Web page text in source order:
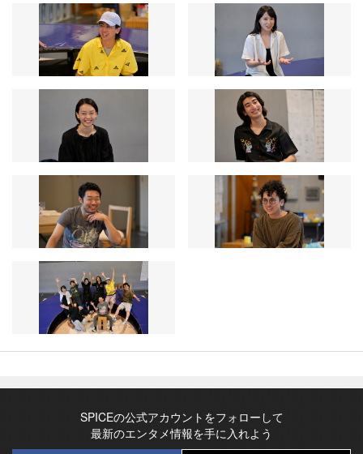
SPICEの公式アカウントをフォローして
最新のエンタメ情報を手に入れよう